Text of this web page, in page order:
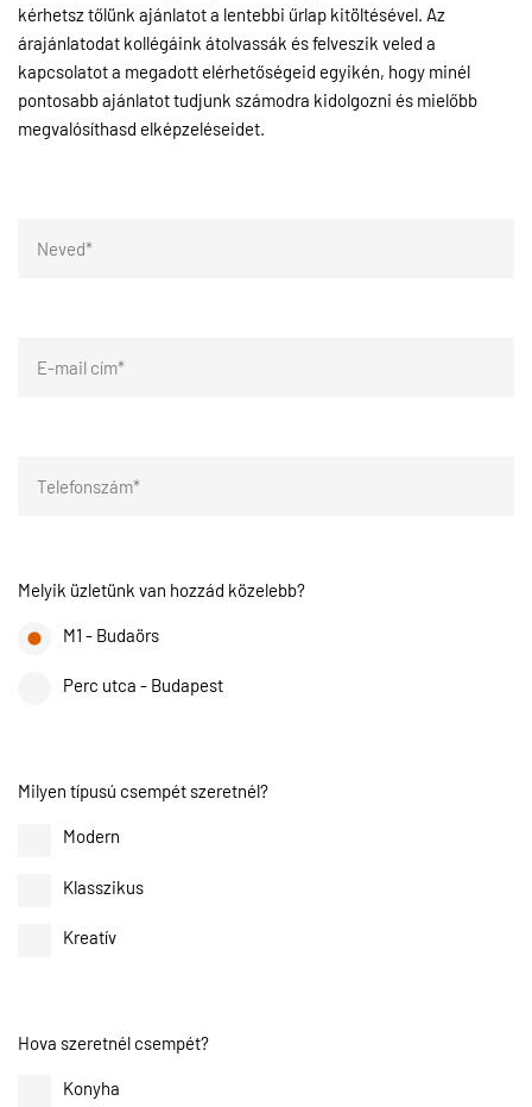
kérhetsz tőlünk ajánlatot a lentebbi űrlap kitöltésével. Az
árajánlatodat kollégáink átolvassák és felveszik veled a
kapcsolatot a megadott elérhetőségeid egyikén, hogy minél
pontosabb ajánlatot tudjunk számodra kidolgozni és mielőbb
megvalósíthasd elképzeléseidet.
Melyik üzletünk van hozzád közelebb?
M1 - Budaörs
Perc utca - Budapest
Milyen típusú csempét szeretnél?
Modern
Klasszikus
Kreatív
Hova szeretnél csempét?
Konyha